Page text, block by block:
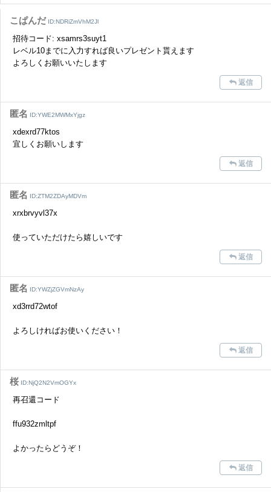
こぱんだ ID:NDRiZmVhM2Jl
招待コード: xsamrs3suyt1
レベル10までに入力すれば良いプレゼント貰えます
よろしくお願いいたします
返信
匿名 ID:YWE2MWMxYjgz
xdexrd77ktos
宜しくお願いします
返信
匿名 ID:ZTM2ZDAyMDVm
xrxbrvyvl37x
使っていただけたら嬉しいです
返信
匿名 ID:YWZjZGVmNzAy
xd3rrd72wtof
よろしければお使いください！
返信
桜 ID:NjQ2N2VmOGYx
再召還コード
ffu932zmltpf
よかったらどうぞ！
返信